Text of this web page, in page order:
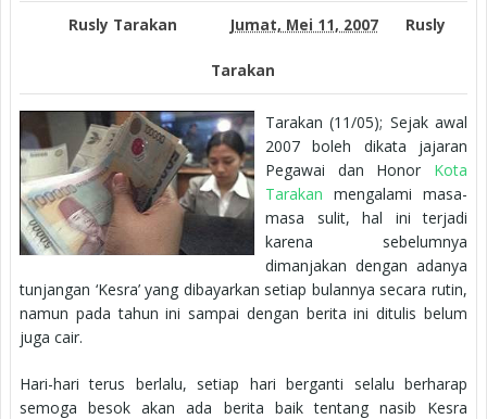
Rusly Tarakan Jumat, Mei 11, 2007 Rusly
Tarakan
Tarakan (11/05); Sejak awal
2007 boleh dikata jajaran
Pegawai dan Honor Kota
Tarakan mengalami masa-
masa sulit, hal ini terjadi
karena sebelumnya
dimanjakan dengan adanya
tunjangan ‘Kesra’ yang dibayarkan setiap bulannya secara rutin,
namun pada tahun ini sampai dengan berita ini ditulis belum
juga cair.
Hari-hari terus berlalu, setiap hari berganti selalu berharap
semoga besok akan ada berita baik tentang nasib Kesra